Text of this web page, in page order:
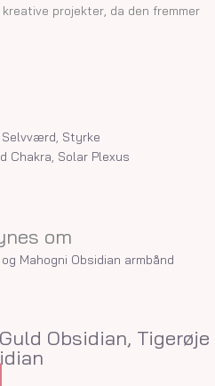
projekter, da den fremmer
Selvværd Styrke
Chakra Solar Plexus
om
Obsidian, Tigerøje